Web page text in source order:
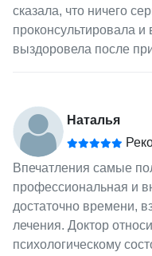
сказала, что ничего
проконсультировала и
выздоровела после
Наталья
Впечатления самые
профессиональная и
достаточно времени,
лечения. Доктор
психологическому